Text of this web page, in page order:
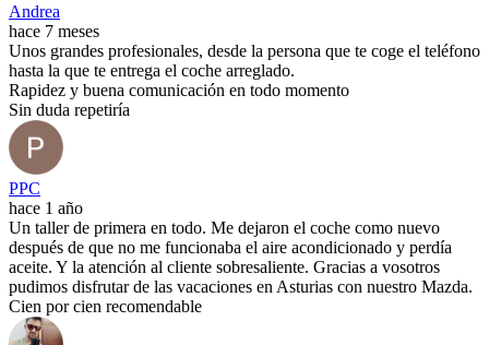
Andrea
hace 7 meses
Unos grandes profesionales, desde la persona que te coge el teléfono
hasta la que te entrega el coche arreglado.
Rapidez y buena comunicación en todo momento
Sin duda repetiría
PPC
hace 1 año
Un taller de primera en todo. Me dejaron el coche como nuevo
después de que no me funcionaba el aire acondicionado y perdía
aceite. Y la atención al cliente sobresaliente. Gracias a vosotros
pudimos disfrutar de las vacaciones en Asturias con nuestro Mazda.
Cien por cien recomendable